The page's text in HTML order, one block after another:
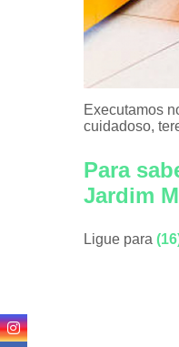
Executamos
cuidadoso,
Para
Jardim
Ligue para